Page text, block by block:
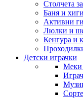
Столчета
Баня и
Активни
Люлки и
Кенгура и
Детски играчки
Меки